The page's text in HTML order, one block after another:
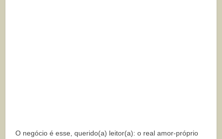
O negócio é esse, querido(a) leitor(a): o real amor-próprio